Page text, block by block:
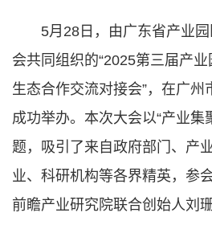
5月28日，由广东省产业
会共同组织的“2025第三届产
生态合作交流对接会”，在广州
成功举办。本次大会以“产业集
题，吸引了来自政府部门、产
业、科研机构等各界精英，参
前瞻产业研究院联合创始人刘